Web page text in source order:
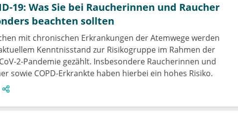
19: Was Sie bei Raucherinnen und Raucher
beachten sollten
mit chronischen Erkrankungen der Atemwege werden
Kenntnisstand zur Risikogruppe im Rahmen der
CoV-2-Pandemie gezählt. Insbesondere Raucherinnen und
sowie COPD-Erkrankte haben hierbei ein hohes Risiko.